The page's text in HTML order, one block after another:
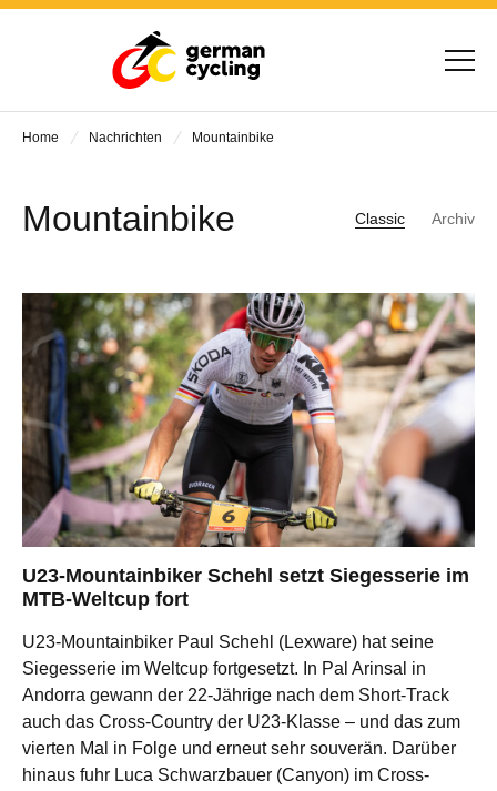
Home Nachrichten Mountainbike
Mountainbike Classic Archiv
U23-Mountainbiker Schehl setzt Siegesserie im
MTB-Weltcup fort
U23-Mountainbiker Paul Schehl (Lexware) hat seine
Siegesserie im Weltcup fortgesetzt. In Pal Arinsal in
Andorra gewann der 22-Jährige nach dem Short-Track
auch das Cross-Country der U23-Klasse – und das zum
vierten Mal in Folge und erneut sehr souverän. Darüber
hinaus fuhr Luca Schwarzbauer (Canyon) im Cross-